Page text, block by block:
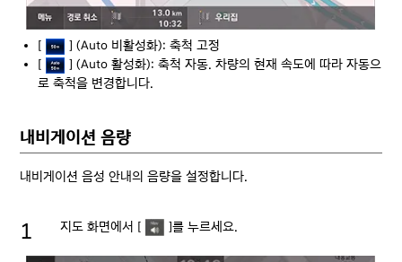
[
] (Auto 비활성화): 축척 고정
[
] (Auto 활성화): 축척 자동. 차량의 현재 속도에 따라 자동으
로 축척을 변경합니다.
내비게이션 음량
내비게이션 음성 안내의 음량을 설정합니다.
지도 화면에서 [ ]를 누르세요.